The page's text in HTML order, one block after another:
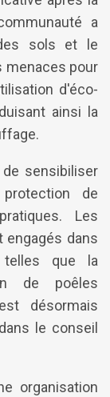
a
sols et le
menaces pour
d'éco-
ainsi la
sensibiliser
de
Les
engagés dans
telles que la
de poêles
désormais
le conseil
organisation